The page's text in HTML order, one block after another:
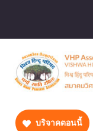
บริจาคตอนนี้